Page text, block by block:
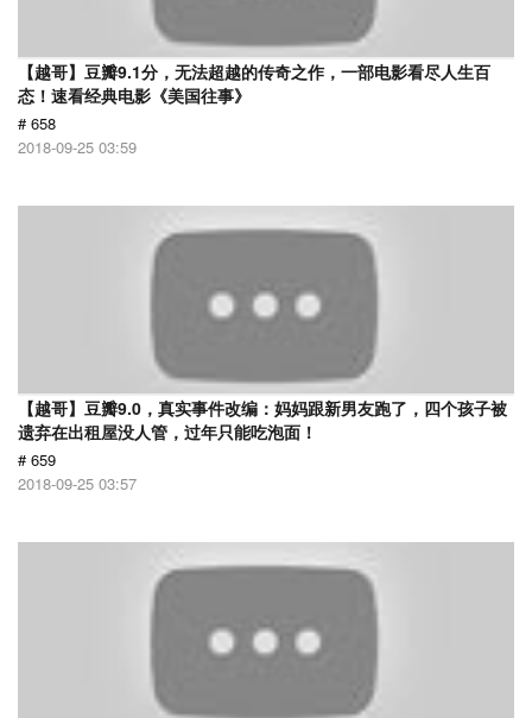
【越哥】豆瓣9.1分，无法超越的传奇之作，一部电影看尽人生百
态！速看经典电影《美国往事》
# 658
2018-09-25 03:59
【越哥】豆瓣9.0，真实事件改编：妈妈跟新男友跑了，四个孩子被
遗弃在出租屋没人管，过年只能吃泡面！
# 659
2018-09-25 03:57